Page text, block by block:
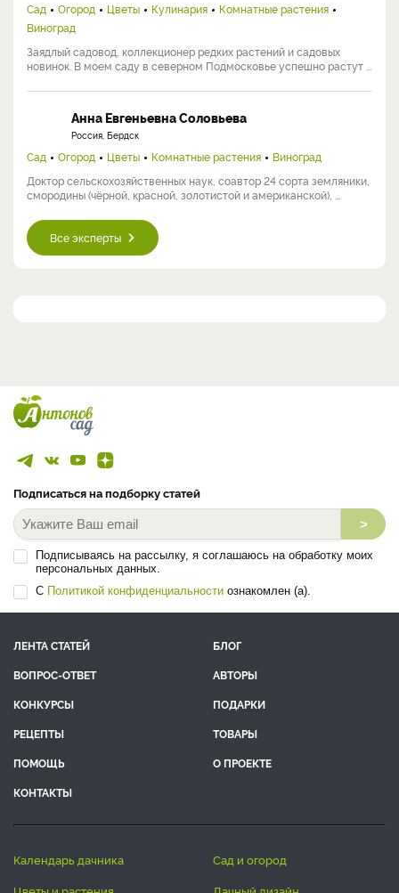
Сад Огород Цветы Кулинария
Комнатные растения
Виноград
Заядлый садовод, коллекционер редких растений и садовых
новинок. В моем саду в северном Подмосковье успешно растут ...
Анна Евгеньевна Соловьева
Россия, Бердск
Сад Огород Цветы Комнатные растения
Виноград
Доктор сельскохозяйственных наук, соавтор 24 сорта земляники,
смородины (чёрной, красной, золотистой и американской), ...
Все эксперты
Подписаться на подборку статей
>
Подписываясь на рассылку, я соглашаюсь на обработку моих
персональных данных.
С Политикой конфиденциальности ознакомлен (а).
ЛЕНТА СТАТЕЙ
БЛОГ
ВОПРОС-ОТВЕТ
АВТОРЫ
КОНКУРСЫ
ПОДАРКИ
РЕЦЕПТЫ
ТОВАРЫ
ПОМОЩЬ
О ПРОЕКТЕ
КОНТАКТЫ
календарь дачника
сад и огород